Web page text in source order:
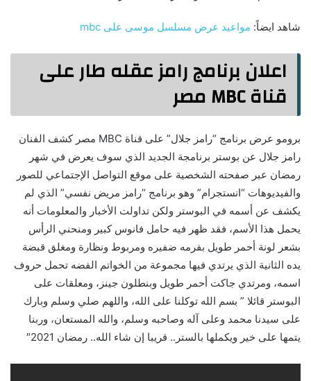
شاهد ايضاً: مواعيد عرض مسلسل موسى على mbc
اعلان برنامج رامز عقله طار على
قناة MBC مصر
برومو عرض برنامج “رامز جلال” على قناة MBC مصر كشف الفنان
رامز جلال عن بوستر برنامجة الجديد الذي سوف يعرض في شهر
رمضان عبر صفحته الشخصية على موقع التواصل الإجتماعي للصور
والفيديوهات “انستجرام” وهو برنامج “رامز مريض نفسي” الذي لم
يكشف عن أسمه في البوستر ولكن تداولت الأخبار والمعلومات أنه
يحمل هذا الأسم، فقد ظهر فيه حامل فانوس كبير ومنحني الرأس
بشعر لونة أحمر طويل بفرمه ضفيره ومربوط ونظارة ومغلق قبضة
يده الثانية الذي يرتدي فيها مجموعة من الخواتم الفضه تحمل حروف
اسمه، ومرتدي جاكت أحمر طويل وبنطلون جينز، ومعلقات على
البوستر قائلا ” بسم الله توكلنا على الله، واللهم صلي وسلم وبارك
على سيدنا محمد وعلى آله وصاحبه وسلم، والله المستعان، وربنا
يتمها على خير ويكملها بالستر.. قريبا إن شاء الله.. رمضان 2021″